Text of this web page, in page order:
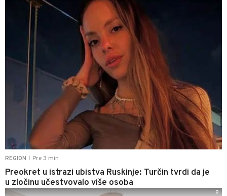
REGION Pre 3 min
Preokret u istrazi ubistva Ruskinje: Turčin tvrdi da je
u zločinu učestvovalo više osoba
0